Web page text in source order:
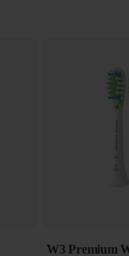
W3 Premium